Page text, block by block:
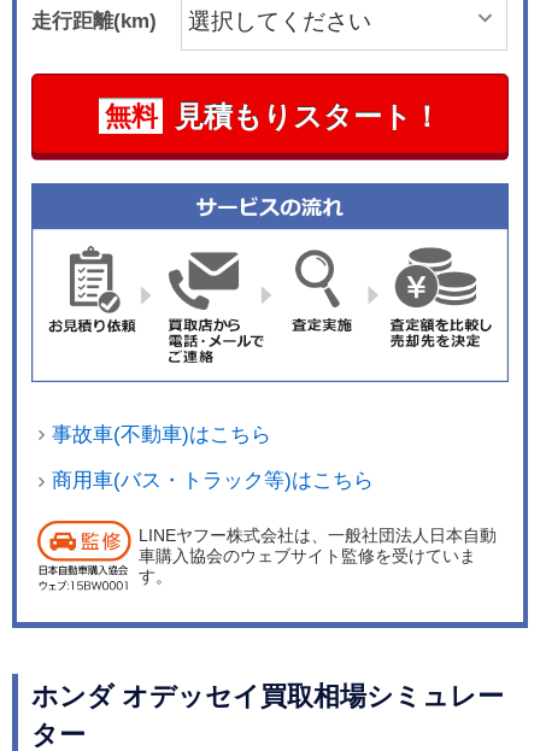
走行距離(km)
無料 見積もりスタート！
事故車(不動車)はこちら
商用車(バス・トラック等)はこちら
LINEヤフー株式会社は、一般社団法人日本自動
車購入協会のウェブサイト監修を受けていま
す。
ホンダ オデッセイ買取相場シミュレー
ター